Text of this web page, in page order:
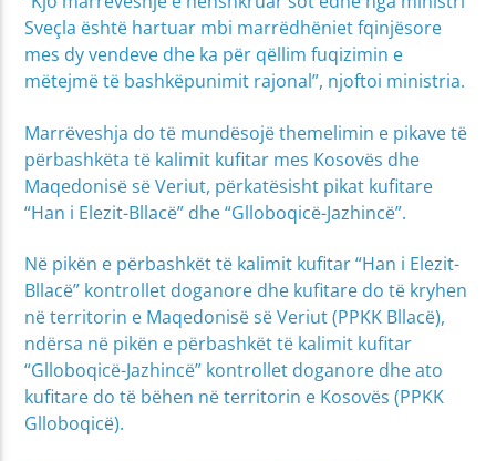
Sveçla është hartuar mbi marrëdhëniet fqinjësore
mes dy vendeve dhe ka për qëllim fuqizimin e
mëtejmë të bashkëpunimit rajonal”, njoftoi ministria.
Marrëveshja do të mundësojë themelimin e pikave të
përbashkëta të kalimit kufitar mes Kosovës dhe
Maqedonisë së Veriut, përkatësisht pikat kufitare
“Han i Elezit-Bllacë” dhe “Glloboqicë-Jazhincë”.
Në pikën e përbashkët të kalimit kufitar “Han i Elezit-
Bllacë” kontrollet doganore dhe kufitare do të kryhen
në territorin e Maqedonisë së Veriut (PPKK Bllacë),
ndërsa në pikën e përbashkët të kalimit kufitar
“Glloboqicë-Jazhincë” kontrollet doganore dhe ato
kufitare do të bëhen në territorin e Kosovës (PPKK
Glloboqicë).